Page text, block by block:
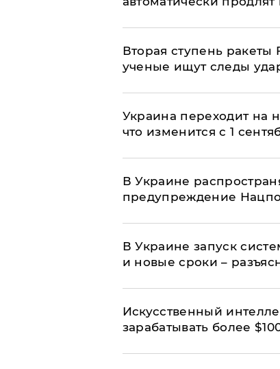
Вторая ступень ракеты
ученые ищут следы
Украина переходит на
что изменится с 1
В Украине
предупреждение
В Украине запуск
и новые сроки –
Искусственный
зарабатывать более